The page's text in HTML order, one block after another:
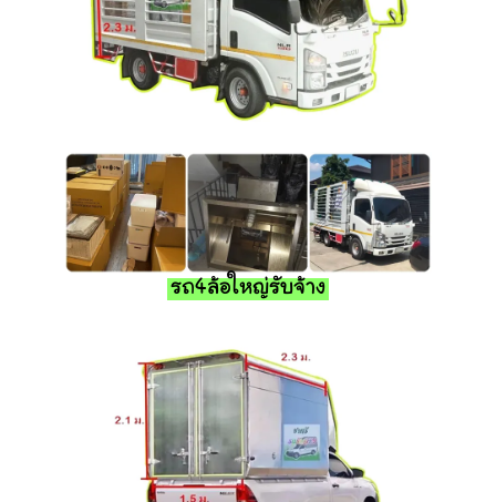
รถ4ล้อใหญ่รับจ้าง